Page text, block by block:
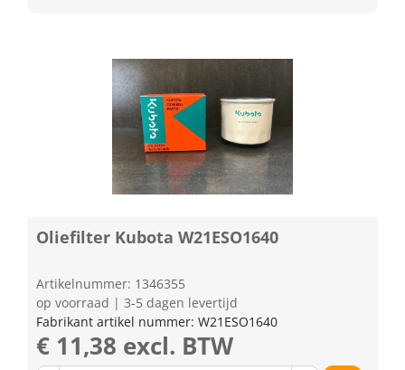
Oliefilter Kubota W21ESO1640
Artikelnummer: 1346355
op voorraad | 3-5 dagen levertijd
Fabrikant artikel nummer: W21ESO1640
€ 11,38 excl. BTW